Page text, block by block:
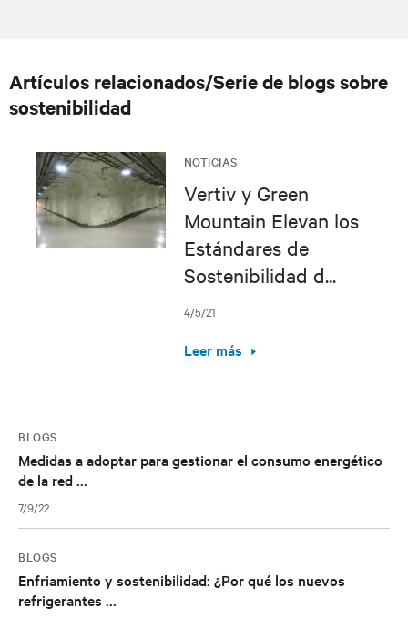
Artículos relacionados/Serie de blogs sobre
sostenibilidad
NOTICIAS
Vertiv y Green
Mountain Elevan los
Estándares de
Sostenibilidad d...
4/5/21
Leer más
BLOGS
Medidas a adoptar para gestionar el consumo energético
de la red ...
7/9/22
BLOGS
Enfriamiento y sostenibilidad: ¿Por qué los nuevos
refrigerantes ...